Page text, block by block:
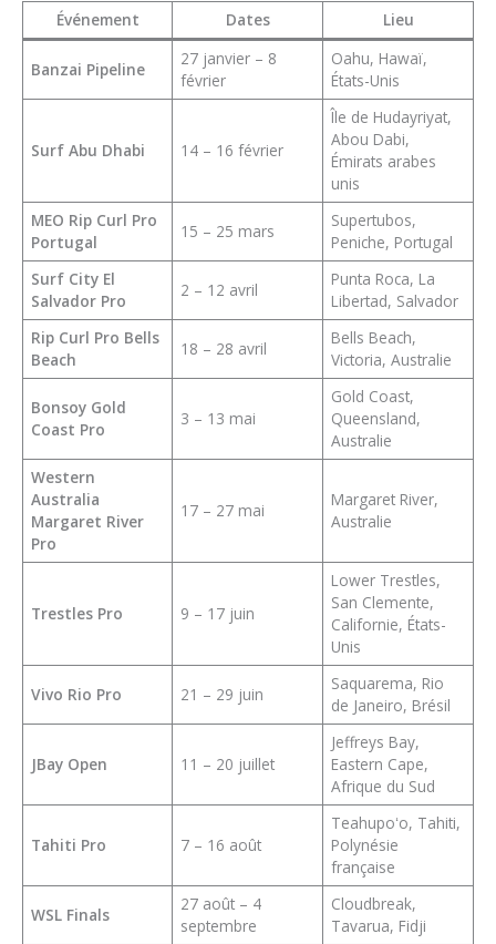
Événement Dates Lieu
Banzai Pipeline
27 janvier – 8
février
Oahu, Hawaï,
États-Unis
Surf Abu Dhabi 14 – 16 février
Île de Hudayriyat,
Abou Dabi,
Émirats arabes
unis
MEO Rip Curl Pro
Portugal
15 – 25 mars
Supertubos,
Peniche, Portugal
Surf City El
Salvador Pro
2 – 12 avril
Punta Roca, La
Libertad, Salvador
Rip Curl Pro Bells
Beach
18 – 28 avril
Bells Beach,
Victoria, Australie
Bonsoy Gold
Coast Pro
3 – 13 mai
Gold Coast,
Queensland,
Australie
Western
Australia
Margaret River
Pro
17 – 27 mai
Margaret River,
Australie
Trestles Pro 9 – 17 juin
Lower Trestles,
San Clemente,
Californie, États-
Unis
Vivo Rio Pro 21 – 29 juin
Saquarema, Rio
de Janeiro, Brésil
JBay Open 11 – 20 juillet
Jeffreys Bay,
Eastern Cape,
Afrique du Sud
Tahiti Pro 7 – 16 août
Teahupoʻo, Tahiti,
Polynésie
française
WSL Finals
27 août – 4
septembre
Cloudbreak,
Tavarua, Fidji